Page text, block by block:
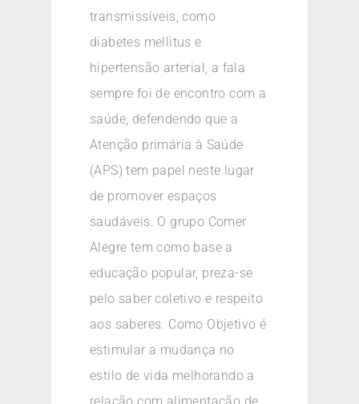
transmissíveis, como
diabetes mellitus e
hipertensão arterial, a fala
sempre foi de encontro com a
saúde, defendendo que a
Atenção primária à Saúde
(APS) tem papel neste lugar
de promover espaços
saudáveis. O grupo Comer
Alegre tem como base a
educação popular, preza-se
pelo saber coletivo e respeito
aos saberes. Como Objetivo é
estimular a mudança no
estilo de vida melhorando a